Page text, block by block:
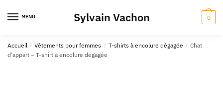
MENU Sylvain Vachon 0
Accueil / Vêtements pour femmes / T-shirts à encolure dégagée / Chat
d’appart – T-shirt à encolure dégagée